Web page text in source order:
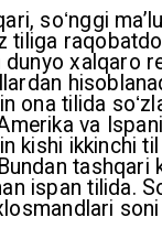
soʻnggi
tiliga
dunyo xalqaro
ona tilida
va
kishi ikkinchi
tashqari
ispan tilida.